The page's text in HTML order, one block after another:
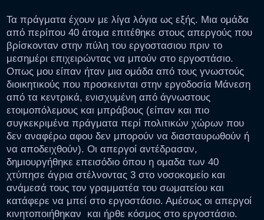
Τα πράγματα έχουν με λίγα λόγια ως εξής. Μια ομάδα
από περίπου 40 άτομα επιτέθηκε στους απεργούς που
βρίσκονταν στην πύλη του εργοστασιου πριν το
μεσημέρι επιχειρώντας να μπούν στο εργοστάσιο.
Οπως μου είπαν ήταν μια ομάδα από τους γνωστούς
διοικητικούς που προσκεινται στην εργοδοσία Μάνεση
από τα κεντρικά, ενισχυμένη από άγνωστους
ετοιμοπόλεμους και μπράβους (είπαν και πιο
συγκεκριμένα πράγματα περί πολιτικών χώρων που
δεν αναφέρω αφου δεν μπορούν να διασταυρωθούν ή
να αποδειχθούν). Οι απεργοί αντέδρασαν,
δημιουργήθηκε επεισόδιο όπου η ομαδα των 40
χτύπησε άγρια στέλνοντας 3 στο νοσοκομείο και
ανάμεσά τους τον γραμματέα του σωματείου και
κατάφερε να μπεί στο εργοστάσιο. Αμέσως οι απεργοί
κινητοποιήθηκαν και ήρθε κόσμος στο εργοστάσιο.